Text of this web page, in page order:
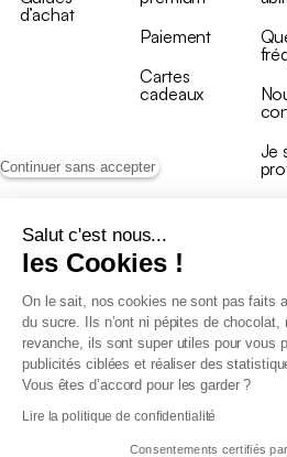
Continuer sans accepter
Salut c'est nous...
les Cookies !
On le sait, nos cookies ne sont pas faits
du sucre. Ils n’ont ni pépites de
revanche, ils sont super utiles pour vous
publicités ciblées et réaliser des
Vous êtes d’accord pour les garder ?
Lire la politique de confidentialité
Consentements certifiés par
d’achat
Paiement
Cartes
cadeaux
Je
Conditions générales
Conditions générales du
Charte de données
Conditions générales
Déclaration